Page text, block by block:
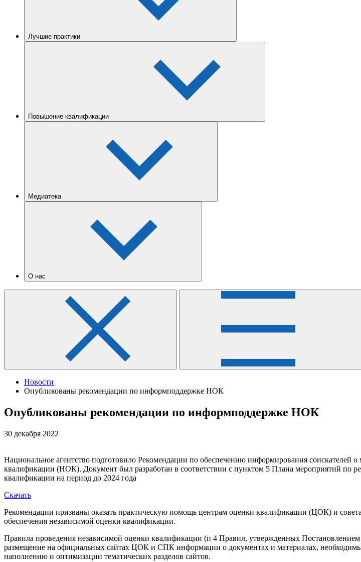
Лучшие практики
Повышение квалификации
Медиатека
О нас
Новости
Опубликованы рекомендации по информподдержке НОК
Опубликованы рекомендации по информподдержке НОК
30 декабря 2022
Национальное агентство подготовило Рекомендации по обеспечению информирования соискателей
квалификации (НОК). Документ был разработан в соответствии с пунктом 5 Плана мероприятий по
квалификации на период до 2024 года
Скачать
Рекомендации призваны оказать практическую помощь центрам оценки квалификации (ЦОК) и
обеспечения независимой оценки квалификации.
Правила проведения независимой оценки квалификации (п 4 Правил, утвержденных
размещение на официальных сайтах ЦОК и СПК информации о документах и материалах,
наполнению и оптимизации тематических разделов сайтов.